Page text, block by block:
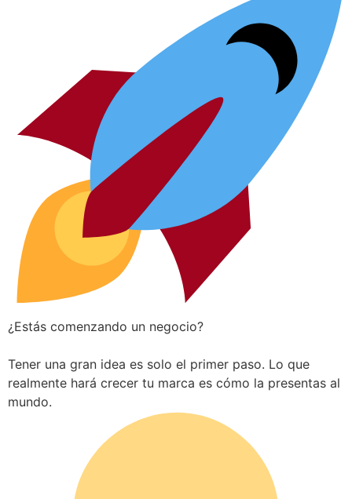
¿Estás comenzando un negocio?
Tener una gran idea es solo el primer paso. Lo que
realmente hará crecer tu marca es cómo la presentas al
mundo.